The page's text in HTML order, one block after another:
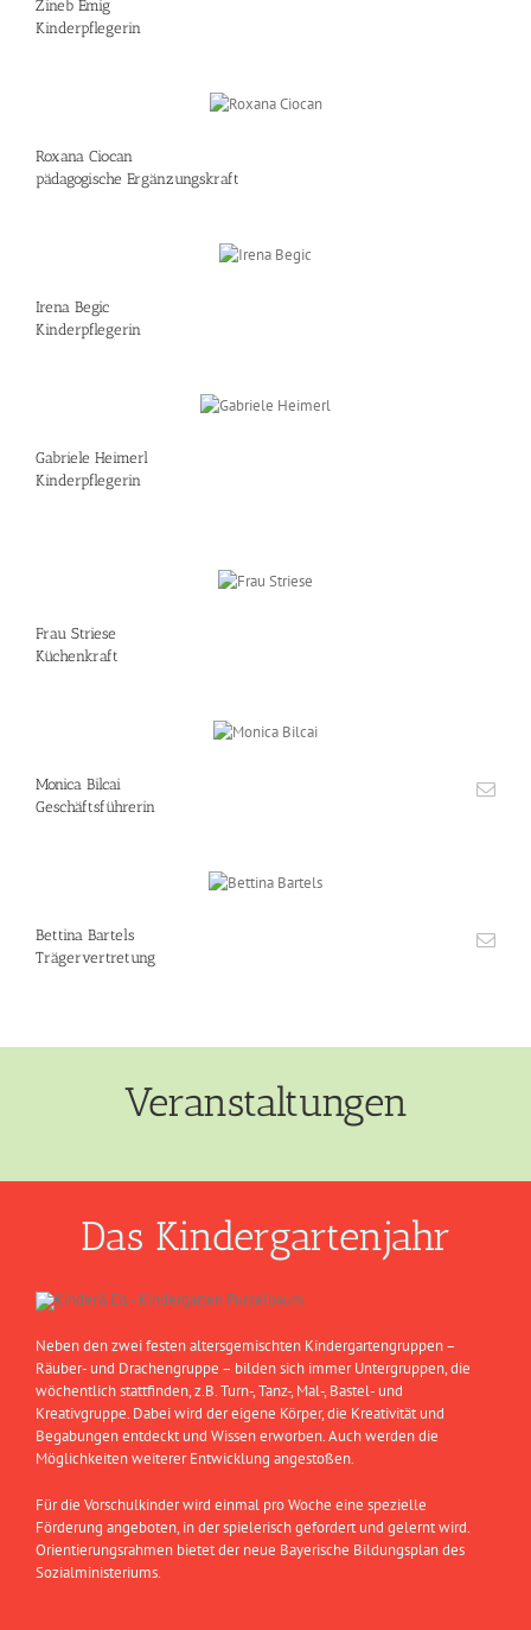
Zineb Emig
Kinderpflegerin
Roxana Ciocan
pädagogische Ergänzungskraft
Irena Begic
Kinderpflegerin
Gabriele Heimerl
Kinderpflegerin
Frau Striese
Küchenkraft
Monica Bilcai
Geschäftsführerin
Bettina Bartels
Trägervertretung
Veranstaltungen
Das Kindergartenjahr
Neben den zwei festen altersgemischten Kindergartengruppen –
Räuber- und Drachengruppe – bilden sich immer Untergruppen, die
wöchentlich stattfinden, z.B. Turn-, Tanz-, Mal-, Bastel- und
Kreativgruppe. Dabei wird der eigene Körper, die Kreativität und
Begabungen entdeckt und Wissen erworben. Auch werden die
Möglichkeiten weiterer Entwicklung angestoßen.
Für die Vorschulkinder wird einmal pro Woche eine spezielle
Förderung angeboten, in der spielerisch gefordert und gelernt wird.
Orientierungsrahmen bietet der neue Bayerische Bildungsplan des
Sozialministeriums.